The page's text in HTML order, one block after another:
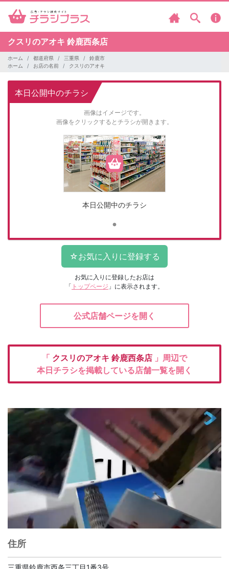
クスリのアオキ 鈴鹿西条店
ホーム 都道府県 三重県
鈴鹿市
ホーム
お店の名前 クスリのアオキ
本日公開中のチラシ
画像はイメージです。
画像をクリックするとチラシが開きます。
本日公開中のチラシ
お気に入りに登録したお店は
「 トップページ 」に表示されます。
公式店舗ページを開く
「 クスリのアオキ 鈴鹿西条店 」周辺で
本日チラシを掲載している店舗一覧を開く
住所
三重県鈴鹿市西条三丁目1番3号